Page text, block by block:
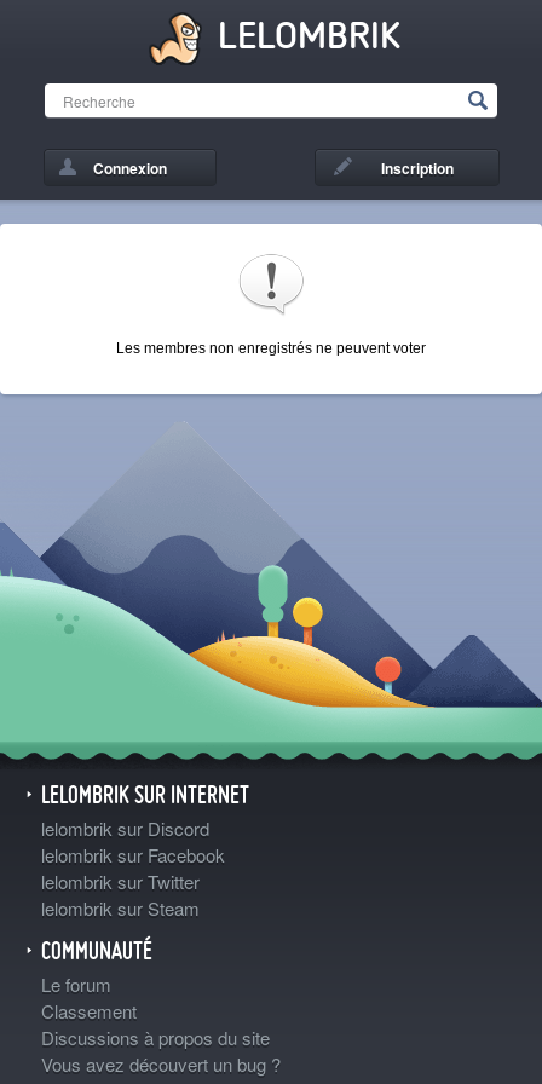
LELOMBRIK
Connexion Inscription
Les membres non enregistrés ne peuvent voter
LELOMBRIK SUR INTERNET
lelombrik sur Discord
lelombrik sur Facebook
lelombrik sur Twitter
lelombrik sur Steam
COMMUNAUTÉ
Le forum
Classement
Discussions à propos du site
Vous avez découvert un bug ?